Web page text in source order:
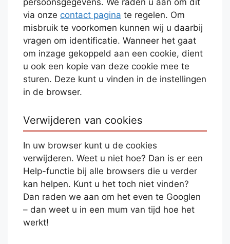
persoonsgegevens. We raden u aan om dit
via onze contact pagina te regelen. Om
misbruik te voorkomen kunnen wij u daarbij
vragen om identificatie. Wanneer het gaat
om inzage gekoppeld aan een cookie, dient
u ook een kopie van deze cookie mee te
sturen. Deze kunt u vinden in de instellingen
in de browser.
Verwijderen van cookies
In uw browser kunt u de cookies
verwijderen. Weet u niet hoe? Dan is er een
Help-functie bij alle browsers die u verder
kan helpen. Kunt u het toch niet vinden?
Dan raden we aan om het even te Googlen
– dan weet u in een mum van tijd hoe het
werkt!